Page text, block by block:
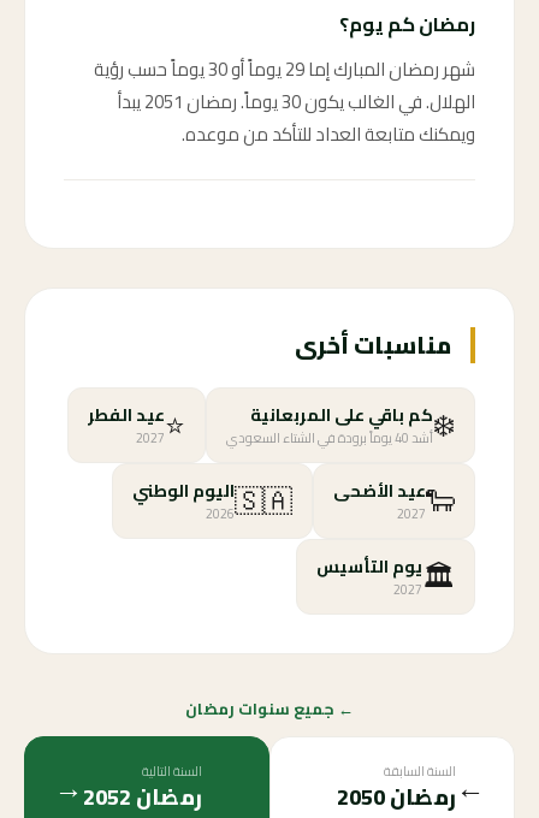
رمضان كم يوم؟
شهر رمضان المبارك إما 29 يوماً أو 30 يوماً حسب رؤية
الهلال. في الغالب يكون 30 يوماً. رمضان 2051 يبدأ
ويمكنك متابعة العداد للتأكد من موعده.
مناسبات أخرى
❄️كم باقي على المربعانية
أشد 40 يوماً برودة في الشتاء السعودي ⭐عيد الفطر
2027
🐑عيد الأضحى
2027
🇸🇦اليوم الوطني
2026
🏛️يوم التأسيس
2027
← جميع سنوات رمضان
← السنة السابقة
رمضان2050
السنة التالية
رمضان2052
→